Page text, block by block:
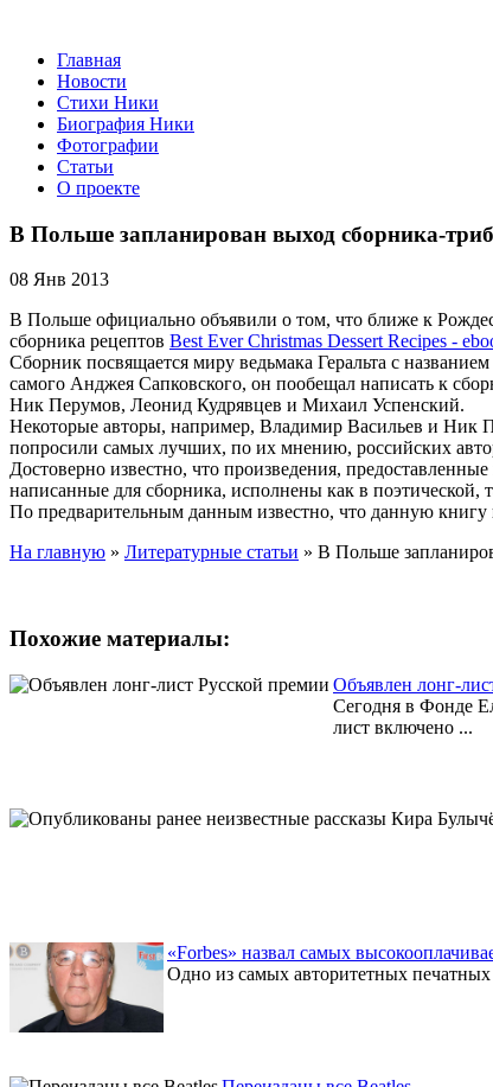
Главная
Новости
Стихи Ники
Биография Ники
Фотографии
Статьи
О проекте
В Польше запланирован выход сборника-
08 Янв 2013
В Польше официально объявили о том, что ближе к
сборника рецептов Best Ever Christmas Dessert Recipes -
Сборник посвящается миру ведьмака Геральта с
самого Анджея Сапковского, он пообещал написать к
Ник Перумов, Леонид Кудрявцев и Михаил Успенский.
Некоторые авторы, например, Владимир Васильев и Ник
попросили самых лучших, по их мнению, российских
Достоверно известно, что произведения,
написанные для сборника, исполнены как в
По предварительным данным известно, что данную
На главную » Литературные статьи » В Польше
Похожие материалы:
Объявлен лонг-
Сегодня в Фонде
лист включено ...
«Forbes» назвал самых
Одно из самых авторитетных